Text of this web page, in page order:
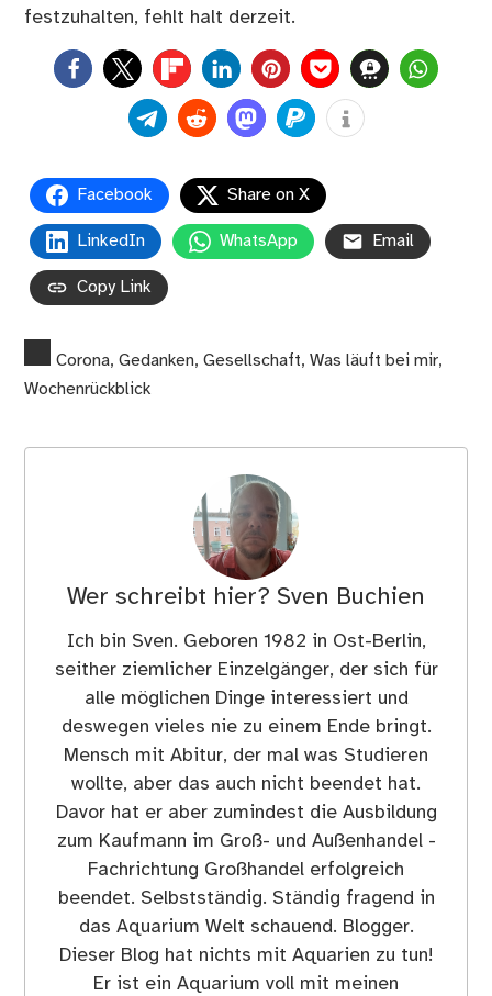
festzuhalten, fehlt halt derzeit.
0
Facebook Share on X
LinkedIn WhatsApp Email
Copy Link
Corona,Gedanken,Gesellschaft,Was läuft bei mir,
Wochenrückblick
Wer schreibt hier? Sven Buchien
Ich bin Sven. Geboren 1982 in Ost-Berlin,
seither ziemlicher Einzelgänger, der sich für
alle möglichen Dinge interessiert und
deswegen vieles nie zu einem Ende bringt.
Mensch mit Abitur, der mal was Studieren
wollte, aber das auch nicht beendet hat.
Davor hat er aber zumindest die Ausbildung
zum Kaufmann im Groß- und Außenhandel -
Fachrichtung Großhandel erfolgreich
beendet. Selbstständig. Ständig fragend in
das Aquarium Welt schauend. Blogger.
Dieser Blog hat nichts mit Aquarien zu tun!
Er ist ein Aquarium voll mit meinen